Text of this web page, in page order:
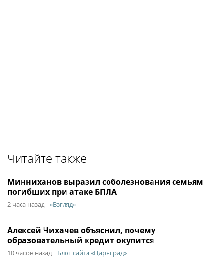
Читайте также
Минниханов выразил соболезнования семьям
погибших при атаке БПЛА
2 часа назад «Взгляд»
Алексей Чихачев объяснил, почему
образовательный кредит окупится
10 часов назад Блог сайта «Царьград»